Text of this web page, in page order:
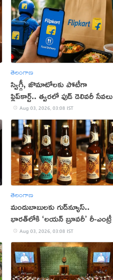
తెలంగాణ
స్విగ్గీ, జొమాటోలకు పోటీగా
ఫ్లిప్‌కార్ట్.. త్వరలో ఫుడ్ డెలివరీ సేవలు
Aug 03, 2026, 03:08 IST
తెలంగాణ
మందుబాబులకు గుడ్‌న్యూస్..
భారత్‌లోకి ‘లయన్ బ్రూవరీ’ రీ-ఎంట్రీ
Aug 03, 2026, 03:08 IST